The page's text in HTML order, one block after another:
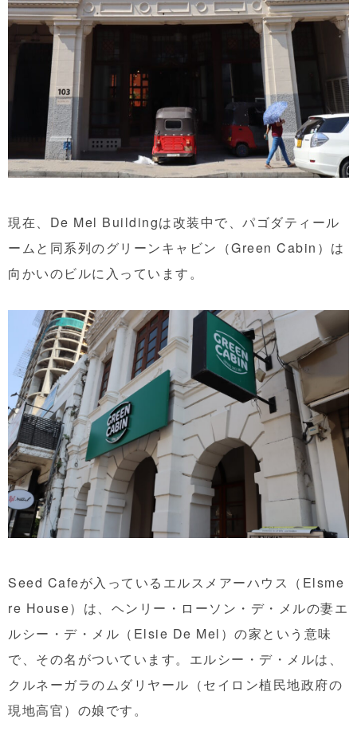
現在、De Mel Buildingは改装中で、パゴダティール
ームと同系列のグリーンキャビン（Green Cabin）は
向かいのビルに入っています。
Seed Cafeが入っているエルスメアーハウス（Elsme
re House）は、ヘンリー・ローソン・デ・メルの妻エ
ルシー・デ・メル（Elsie De Mel）の家という意味
で、その名がついています。エルシー・デ・メルは、
クルネーガラのムダリヤール（セイロン植民地政府の
現地高官）の娘です。